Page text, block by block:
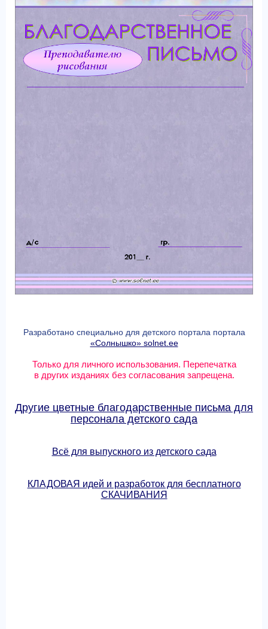
Разработано специально для детского портала портала
«Солнышко» solnet.ee
Только для личного использования. Перепечатка
в других изданиях без согласования запрещена.
Другие цветные благодарственные письма для
персонала детского сада
Всё для выпускного из детского сада
КЛАДОВАЯ идей и разработок для бесплатного
СКАЧИВАНИЯ